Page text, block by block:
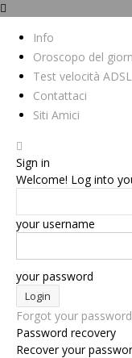
Info
Oroscopo del
Test velocità ADSL
Contattaci
Siti Amici
Sign in
Welcome! Log into
your username
your password
Forgot your
Password recovery
Recover your